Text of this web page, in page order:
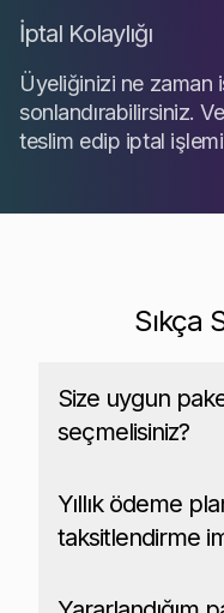
İptal Kolaylığı
Üyeliğinizi ne zaman
sonlandırabilirsiniz.
teslim edip iptal
Sıkça
Size uygun
seçmelisiniz?
Yıllık ödeme
taksitlendirme